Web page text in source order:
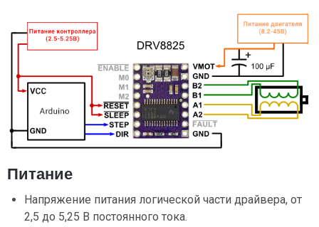
Питание
Напряжение питания логической части драйвера, от
2,5 до 5,25 В постоянного тока.